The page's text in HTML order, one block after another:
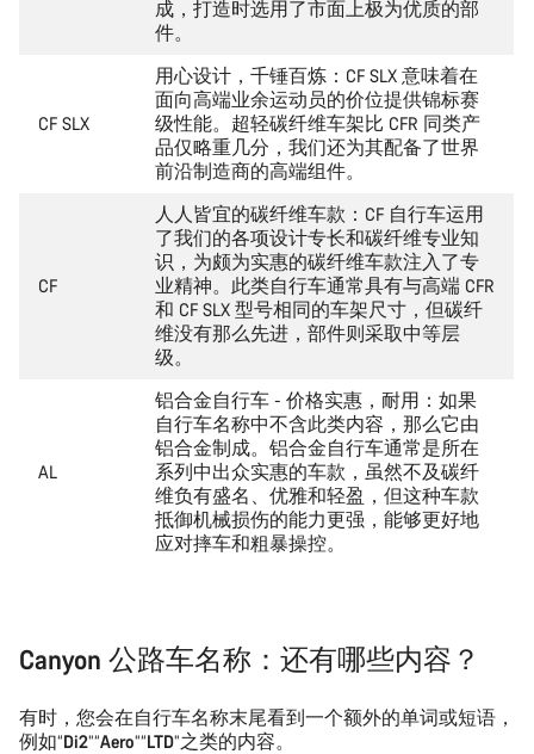
成，打造时选用了市面上极为优质的部
件。
CF SLX
用心设计，千锤百炼：CF SLX 意味着在
面向高端业余运动员的价位提供锦标赛
级性能。超轻碳纤维车架比 CFR 同类产
品仅略重几分，我们还为其配备了世界
前沿制造商的高端组件。
CF
人人皆宜的碳纤维车款：CF 自行车运用
了我们的各项设计专长和碳纤维专业知
识，为颇为实惠的碳纤维车款注入了专
业精神。此类自行车通常具有与高端 CFR
和 CF SLX 型号相同的车架尺寸，但碳纤
维没有那么先进，部件则采取中等层
级。
AL
铝合金自行车 - 价格实惠，耐用：如果
自行车名称中不含此类内容，那么它由
铝合金制成。铝合金自行车通常是所在
系列中出众实惠的车款，虽然不及碳纤
维负有盛名、优雅和轻盈，但这种车款
抵御机械损伤的能力更强，能够更好地
应对摔车和粗暴操控。
Canyon 公路车名称：还有哪些内容？
有时，您会在自行车名称末尾看到一个额外的单词或短语，
例如“Di2”“Aero”“LTD”之类的内容。